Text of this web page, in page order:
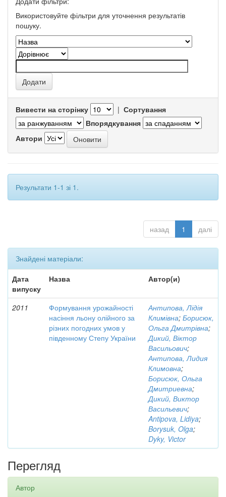
Використовуйте фільтри для уточнення результатів
пошуку.
Вивести на сторінку | Сортування
Впорядкування
Автори
Результати 1-1 зі 1.
назад 1 далі
Знайдені матеріали:
Дата
випуску
Назва Автор(и)
2011
Формування урожайності
насіння льону олійного за
різних погодних умов у
південному Степу України
Антипова, Лідія
Климівна; Борисюк,
Ольга Дмитрівна;
Дикий, Віктор
Васильович;
Антипова, Лидия
Климовна;
Борисюк, Ольга
Дмитриевна;
Дикий, Виктор
Васильевич;
Antipova, Lidiya;
Borysuk, Olga;
Dyky, Victor
Перегляд
Автор